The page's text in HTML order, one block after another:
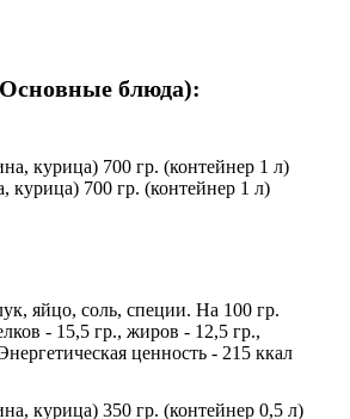
блюда):
курица) 700 гр. (контейнер 1 л)
яйцо, соль, специи. На 100 гр.
- 15,5 гр., жиров - 12,5 гр.,
ценность - 215 ккал